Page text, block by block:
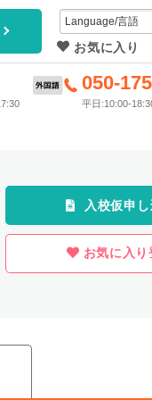
ディ
お気に入り
プラン
050-
平日:10:00-
入校仮申
お気に入り